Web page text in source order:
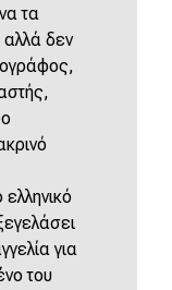
τα
αλλά δεν
για
του